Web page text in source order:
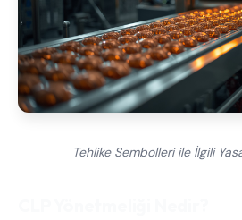
Tehlike Sembolleri ile İlgili